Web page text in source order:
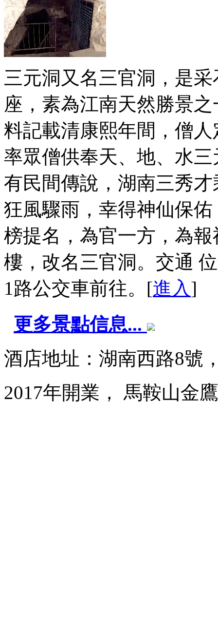
三元洞又名三官洞，是
座，素為江南天然勝景
料記載清康熙年間，僧
率眾僧供奉天、地、水
有民間傳說，湖南三秀
狂風驟雨，幸得神仙保
榜提名，為官一方，為
樓，改名三官洞。交通
1路公交車前往。[進入]
更多景點信息...
酒店地址：湖南西路8號
2017年開業， 馬鞍山